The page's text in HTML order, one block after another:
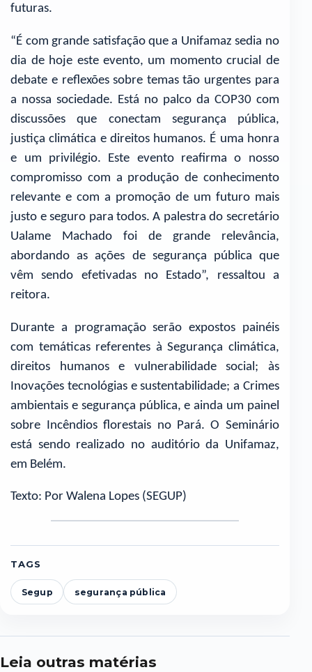
futuras.
“É com grande satisfação que a Unifamaz sedia no
dia de hoje este evento, um momento crucial de
debate e reflexões sobre temas tão urgentes para
a nossa sociedade. Está no palco da COP30 com
discussões que conectam segurança pública,
justiça climática e direitos humanos. É uma honra
e um privilégio. Este evento reafirma o nosso
compromisso com a produção de conhecimento
relevante e com a promoção de um futuro mais
justo e seguro para todos. A palestra do secretário
Ualame Machado foi de grande relevância,
abordando as ações de segurança pública que
vêm sendo efetivadas no Estado”, ressaltou a
reitora.
Durante a programação serão expostos painéis
com temáticas referentes à Segurança climática,
direitos humanos e vulnerabilidade social; às
Inovações tecnológias e sustentabilidade; a Crimes
ambientais e segurança pública, e ainda um painel
sobre Incêndios florestais no Pará. O Seminário
está sendo realizado no auditório da Unifamaz,
em Belém.
Texto: Por Walena Lopes (SEGUP)
TAGS
Segup segurança pública
Leia outras matérias